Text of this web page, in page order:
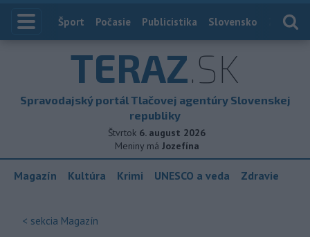
Index
Šport Počasie Publicistika Slovensko
TERAZ.SK
Spravodajský portál Tlačovej agentúry Slovenskej
republiky
Štvrtok 6. august 2026
Meniny má Jozefína
Magazín Kultúra Krimi UNESCO a veda Zdravie
< sekcia Magazín